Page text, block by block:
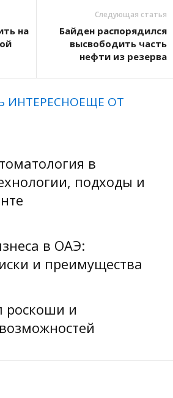
на
Следующая статья
Байден распорядился
высвободить часть
нефти из резерва
ИНТЕРЕСНОЕЩЕ ОТ
в
подходы и
в ОАЭ:
и преимущества
роскоши и